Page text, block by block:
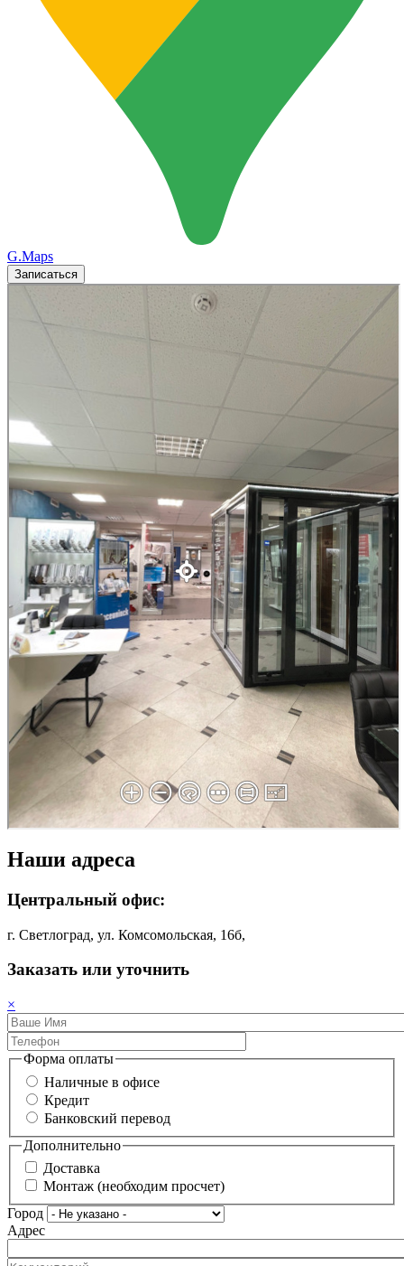
G.Maps
Записаться
Наши адреса
Центральный офис:
г. Светлоград, ул. Комсомольская, 16б,
Заказать или уточнить
×
Форма оплаты
Наличные в офисе
Кредит
Банковский перевод
Дополнительно
Доставка
Монтаж (необходим просчет)
Город
Адрес